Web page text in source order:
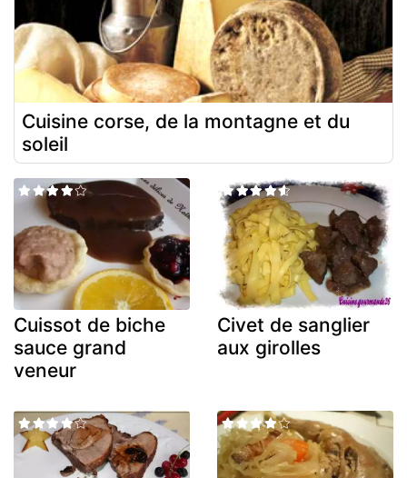
Cuisine corse, de la montagne et du
soleil
Cuissot de biche
sauce grand
veneur
Civet de sanglier
aux girolles